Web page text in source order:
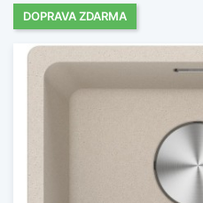
DOPRAVA ZDARMA